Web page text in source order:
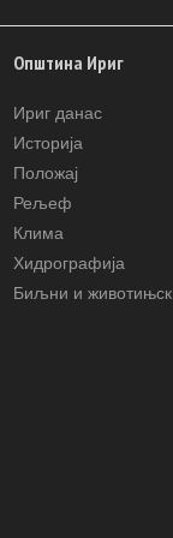
Општина Ириг
Ириг данас
Историја
Положај
Рељеф
Клима
Хидрографија
Биљни и